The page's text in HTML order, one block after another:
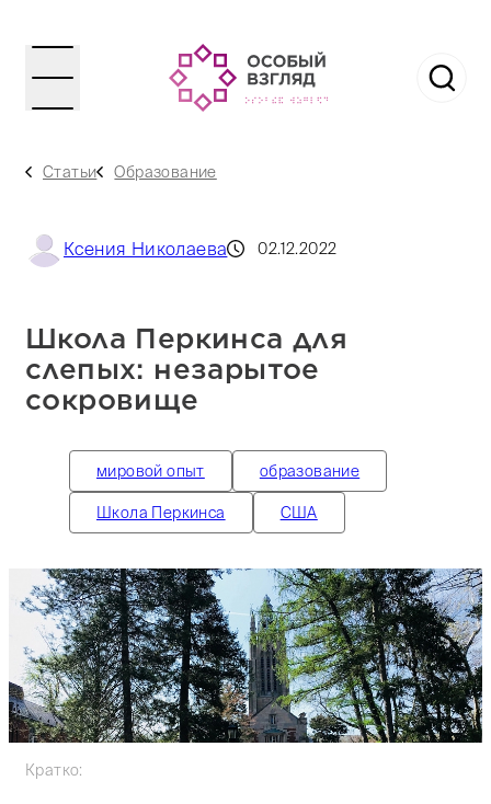
Статьи Образование
Ксения Николаева 02.12.2022
Школа Перкинса для
слепых: незарытое
сокровище
мировой опыт образование
Школа Перкинса США
Кратко: